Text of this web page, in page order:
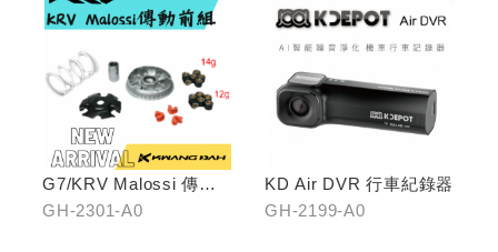
G7/KRV Malossi 傳動
前組
GH-2301-A0
KD Air DVR 行車紀錄器
GH-2199-A0